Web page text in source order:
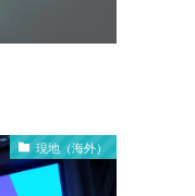
現地（海外）